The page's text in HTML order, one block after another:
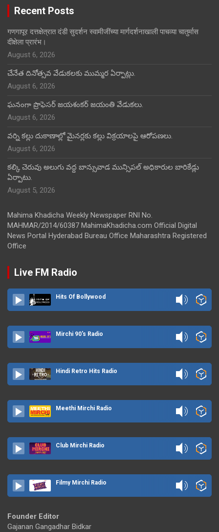
Recent Posts
गणगापूर दत्तक्षेत्रात दंडी सुदर्शन स्वामीजींच्या मार्गदर्शनाखाली पाचव्या चातुर्मास
दीक्षेला प्रारंभ।
August 6, 2026
చేనేత దినోత్సవ వేడుకలకు ముమ్మర ఏర్పాట్లు.
August 6, 2026
ఘనంగా ప్రొఫెసర్ జయశంకర్ జయంతి వేడుకలు.
August 6, 2026
వర్ని కల్లు దుకాణాల్లో మైనర్లకు కల్లు విక్రయాలపై ఆరోపణలు.
August 6, 2026
కల్కి చెరువు అలుగు వద్ద బాన్సువాడ మున్సిపల్ అధికారుల బారికేడ్లు
ఏర్పాటు.
August 5, 2026
Mahima Khadicha Weekly Newspaper RNI No.
MAHMAR/2014/60387 MahimaKhadicha.com Official Digital
News Portal Hyderabad Bureau Office Maharashtra Registered
Office
Live FM Radio
Hits Of Bollywood
Mirchi 90's Radio
Hindi Retro Hits Radio
Meethi Mirchi Radio
Club Mirchi Radio
Filmy Mirchi Radio
Founder Editor
Gajanan Gangadhar Bidkar